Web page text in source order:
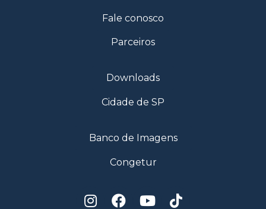
Fale conosco
Parceiros
Downloads
Cidade de SP
Banco de Imagens
Congetur